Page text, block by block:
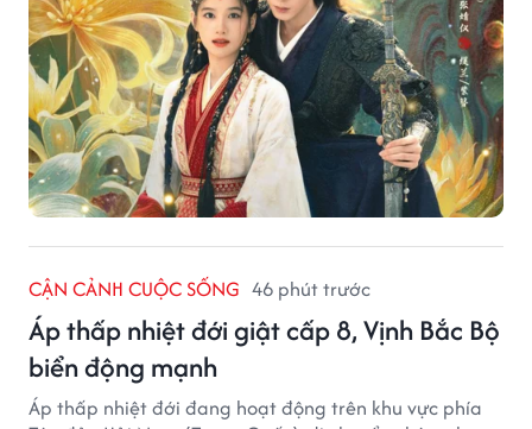
CẬN CẢNH CUỘC SỐNG 46 phút trước
Áp thấp nhiệt đới giật cấp 8, Vịnh Bắc Bộ
biển động mạnh
Áp thấp nhiệt đới đang hoạt động trên khu vực phía